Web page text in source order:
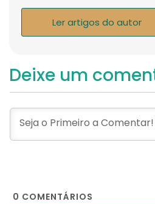
Ler artigos do autor
Deixe um
0 COMENTÁRIOS